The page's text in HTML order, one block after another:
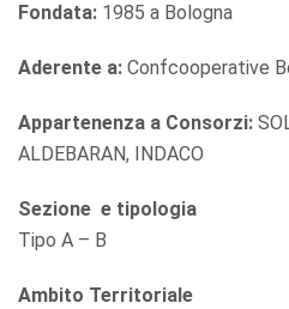
Fondata: 1985 a Bologna
Aderente a: Confcooperative
Appartenenza a Consorzi:
ALDEBARAN, INDACO
Sezione e tipologia
Tipo A – B
Ambito Territoriale